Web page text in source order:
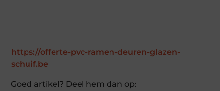
https://offerte-pvc-ramen-deuren-glazen-
schuif.be
Goed artikel? Deel hem dan op: